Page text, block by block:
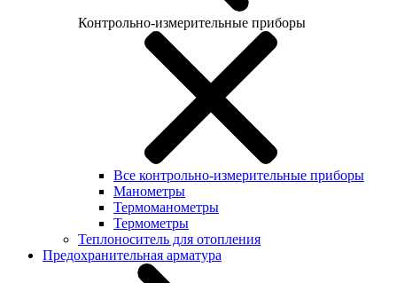
Контрольно-измерительные приборы
Все контрольно-измерительные приборы
Манометры
Термоманометры
Термометры
Теплоноситель для отопления
Предохранительная арматура